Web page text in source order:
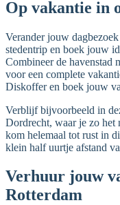
Op vakantie in
Verander jouw
stedentrip en boek jouw
Combineer de havenstad
voor een complete
Diskoffer en boek jouw
Verblijf bijvoorbeeld in
Dordrecht, waar je zo het
kom helemaal tot rust in
klein half uurtje afstand
Verhuur jouw
Rotterdam